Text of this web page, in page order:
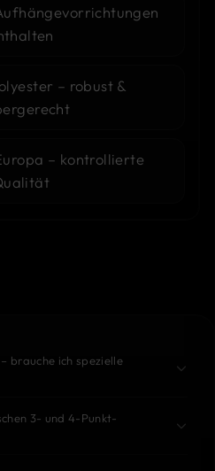
– robust &
– kontrollierte
brauche ich spezielle
3- und 4-Punkt-